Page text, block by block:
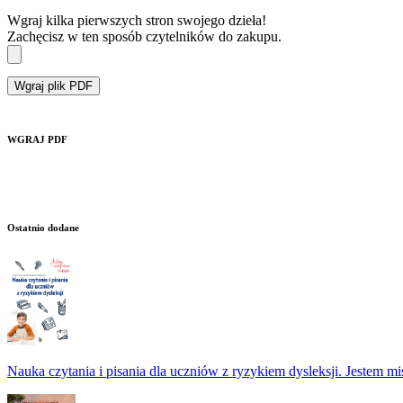
Wgraj kilka pierwszych stron swojego dzieła!
Zachęcisz w ten sposób czytelników do zakupu.
Wgraj plik PDF
WGRAJ PDF
Ostatnio dodane
Nauka czytania i pisania dla uczniów z ryzykiem dysleksji. Jestem